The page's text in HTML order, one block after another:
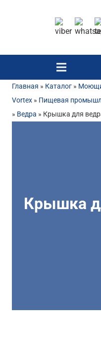
Главная » Каталог »
Vortex » Пищевая
» Ведра » Крышка для
Крышка